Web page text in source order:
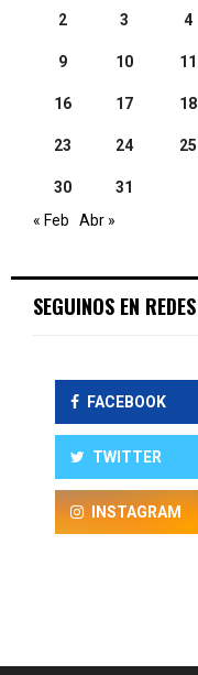
2 3 4
9 10 11
16 17 18
23 24 25
30
31
« Feb
Abr »
SEGUINOS EN REDES
FACEBOOK
TWITTER
INSTAGRAM